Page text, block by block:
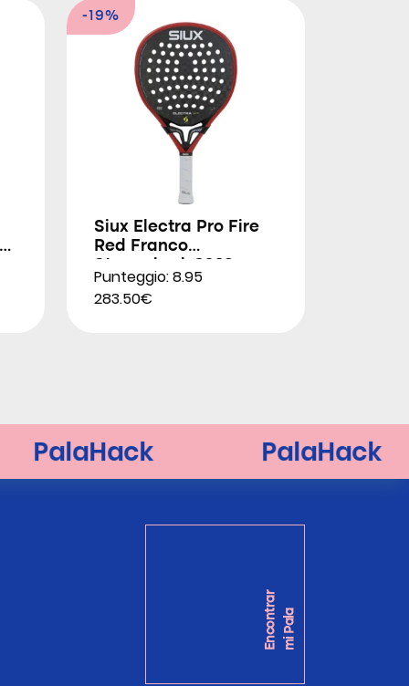
-19%
Siux Electra Pro Fire
Red Franco
Punteggio: 8.95
283.50€